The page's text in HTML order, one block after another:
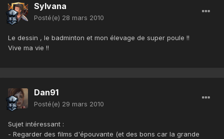
Sylvana
Posté(e) 28 mars 2010
Le dessin , le badminton et mon élevage de super poule !!
Vive ma vie !!
Dan91
Posté(e) 29 mars 2010
Sujet intéressant :
- Regarder des films d'épouvante (et des bons car la grande